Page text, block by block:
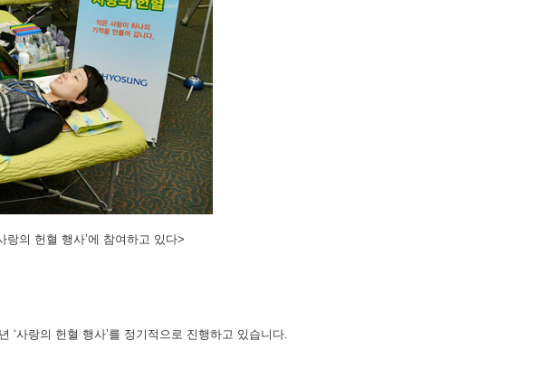
랑의 헌혈 행사’에 참여하고 있다>
‘사랑의 헌혈 행사’를 정기적으로 진행하고 있습니다.